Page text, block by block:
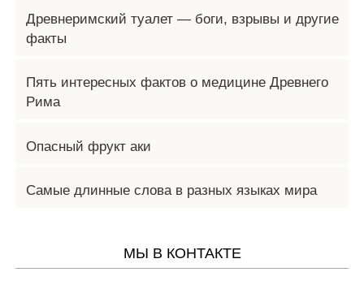
Древнеримский туалет — боги, взрывы и другие
факты
Пять интересных фактов о медицине Древнего
Рима
Опасный фрукт аки
Самые длинные слова в разных языках мира
МЫ В КОНТАКТЕ